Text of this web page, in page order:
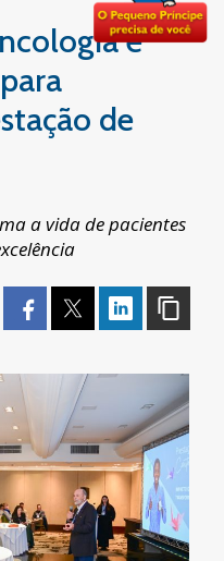
e
de
a vida de pacientes